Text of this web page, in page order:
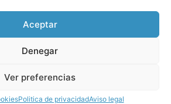
Aceptar
Denegar
Ver preferencias
Politica de privacidadAviso legal
notable en los últimos
centros de fisioterapia,
podología, ginecología o
compiten por atraer pacientes
escenario, contar con una agencia
[…]